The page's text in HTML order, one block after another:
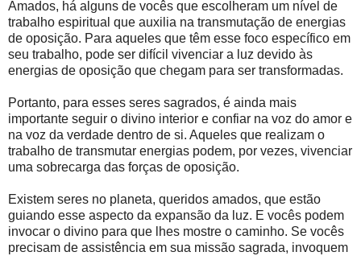
Amados, há alguns de vocês que escolheram um nível de
trabalho espiritual que auxilia na transmutação de energias
de oposição. Para aqueles que têm esse foco específico em
seu trabalho, pode ser difícil vivenciar a luz devido às
energias de oposição que chegam para ser transformadas.
Portanto, para esses seres sagrados, é ainda mais
importante seguir o divino interior e confiar na voz do amor e
na voz da verdade dentro de si. Aqueles que realizam o
trabalho de transmutar energias podem, por vezes, vivenciar
uma sobrecarga das forças de oposição.
Existem seres no planeta, queridos amados, que estão
guiando esse aspecto da expansão da luz. E vocês podem
invocar o divino para que lhes mostre o caminho. Se vocês
precisam de assistência em sua missão sagrada, invoquem